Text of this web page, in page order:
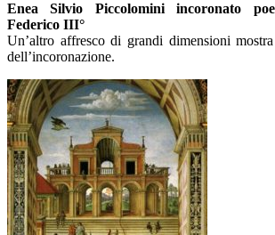
Enea Silvio Piccolomini incoronato
Federico III°
Un’altro affresco di grandi dimensioni
dell’incoronazione.